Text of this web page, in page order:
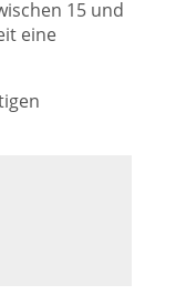
15 und
eine